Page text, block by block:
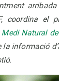
arribada
coordina el
Natural
informació